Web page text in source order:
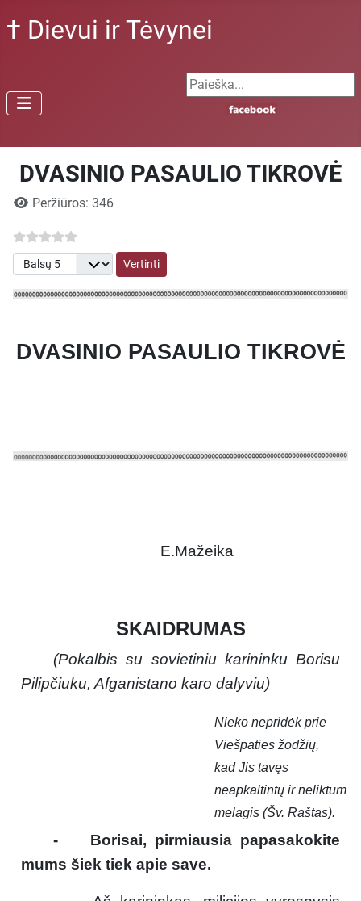
† Dievui ir Tėvynei
Search ...
DVASINIO PASAULIO TIKROVĖ
Išsami informacija
Peržiūros: 346
Prašome įvertinti
DVASINIO PASAULIO TIKROVĖ
E.Mažeika
SKAIDRUMAS
(Pokalbis su sovietiniu karininku Borisu
Pilipčiuku, Afganistano karo dalyviu)
Nieko nepridėk prie
Viešpaties žodžių,
kad Jis tavęs
neapkaltintų ir neliktum
melagis (Šv. Raštas).
- Borisai, pirmiausia papasakokite
mums šiek tiek apie save.